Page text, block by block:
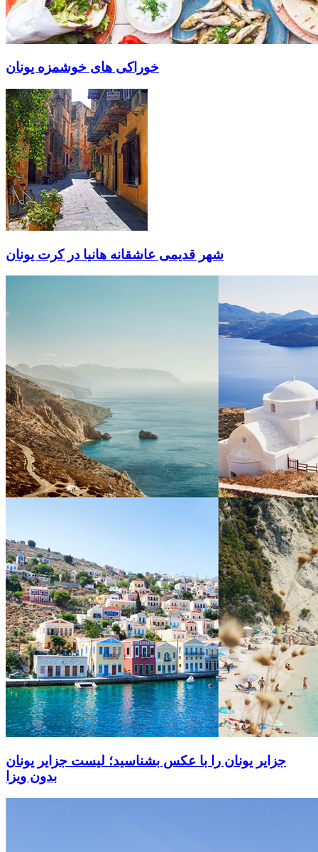
خوراکی های خوشمزه یونان
شهر قدیمی عاشقانه هانیا در کرت یونان
جزایر یونان را با عکس بشناسید؛ لیست جزایر یونان
بدون ویزا